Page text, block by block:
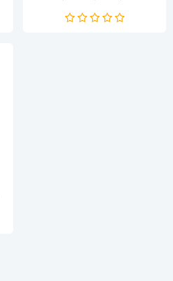
el mundo gracias a su...